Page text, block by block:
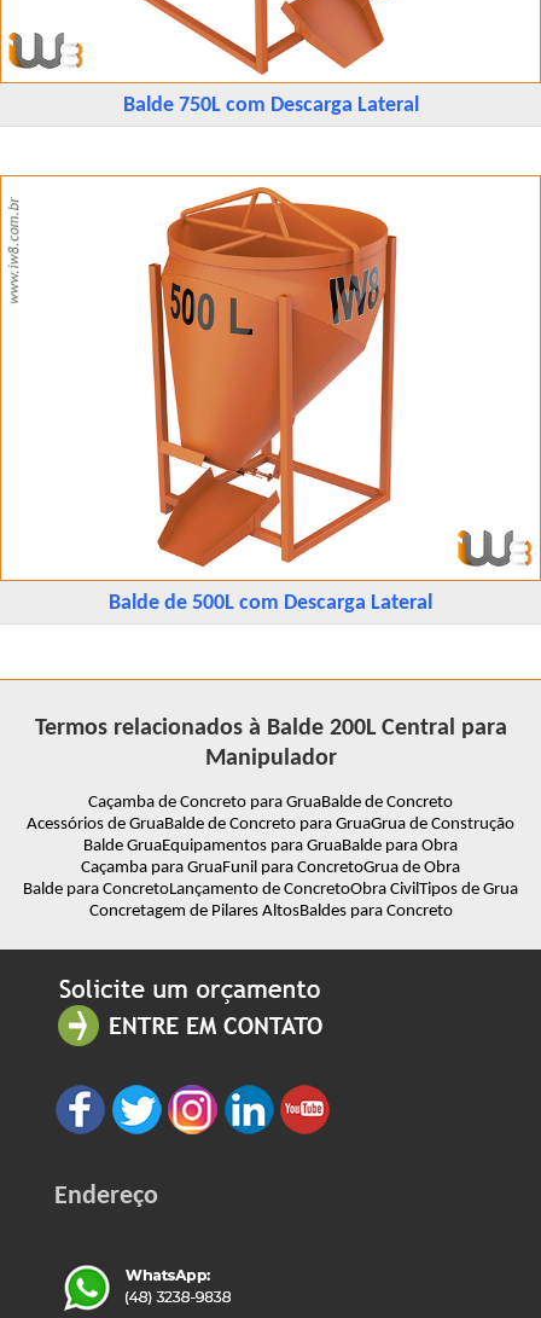
Balde 750L com Descarga Lateral
Balde de 500L com Descarga Lateral
Termos relacionados à Balde 200L Central para
Manipulador
Caçamba de Concreto para GruaBalde de Concreto
Acessórios de GruaBalde de Concreto para GruaGrua de Construção
Balde GruaEquipamentos para GruaBalde para Obra
Caçamba para GruaFunil para ConcretoGrua de Obra
Balde para ConcretoLançamento de ConcretoObra CivilTipos de Grua
Concretagem de Pilares AltosBaldes para Concreto
Endereço